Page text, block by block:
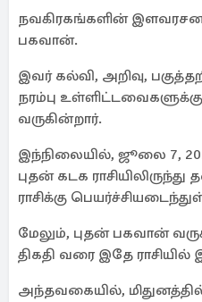
நவகிரகங்களின்
பகவான்.
இவர் கல்வி, அறிவு,
நரம்பு
வருகின்றார்.
இந்நிலையில், ஜூலை 7,
புதன் கடக
ராசிக்கு
மேலும், புதன் பகவான்
திகதி வரை இதே ராசியில்
அந்தவகையில்,